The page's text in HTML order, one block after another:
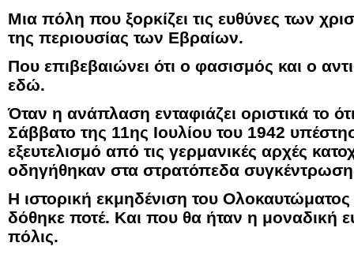
Μια πόλη που ξορκίζει τις ευθύνες των
της περιουσίας των Εβραίων.
Που επιβεβαιώνει ότι ο φασισμός και ο
εδώ.
Όταν η ανάπλαση ενταφιάζει οριστικά το
Σάββατο της 11ης Ιουλίου του 1942
εξευτελισμό από τις γερμανικές αρχές
οδηγήθηκαν στα στρατόπεδα
Η ιστορική εκμηδένιση του
δόθηκε ποτέ. Και που θα ήταν η μοναδική
πόλις.